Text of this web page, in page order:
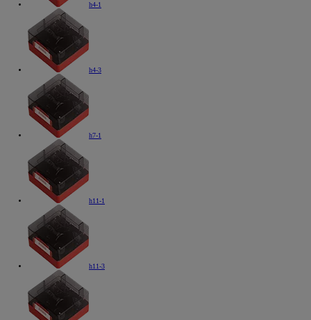
h4-1
h4-3
h7-1
h11-1
h11-3